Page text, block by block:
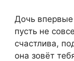
Дочь
пусть не
счастлива,
она зовёт